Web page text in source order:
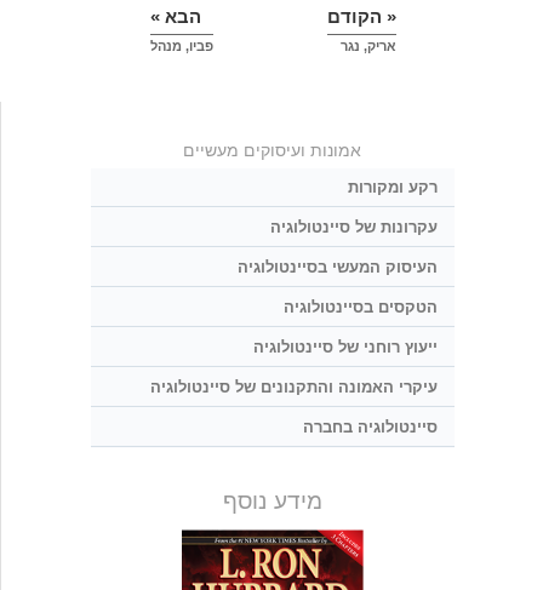
« הקודם
אריק, נגר
הבא »
פביו, מנהל
אמונות ועיסוקים מעשיים
רקע ומקורות
עקרונות של סיינטולוגיה
העיסוק המעשי בסיינטולוגיה
הטקסים בסיינטולוגיה
ייעוץ רוחני של סיינטולוגיה
עיקרי האמונה והתקנונים של סיינטולוגיה
סיינטולוגיה בחברה
מידע נוסף